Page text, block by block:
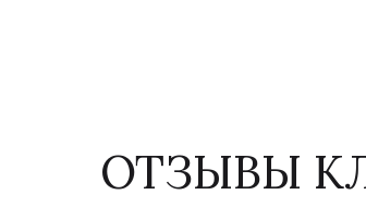
ОТЗЫВЫ